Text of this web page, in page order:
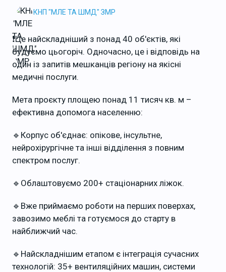
КНП "МЛЕ ТА ШМД" ЗМР
❗️Це найскладніший з понад 40 об'єктів, які
будуємо цьогоріч. Одночасно, це і відповідь на
один із запитів мешканців регіону на якісні
медичні послуги.
Мета проєкту площею понад 11 тисяч кв. м –
ефективна допомога населенню:
🔹Корпус об'єднає: опікове, інсультне,
нейрохірургічне та інші відділення з повним
спектром послуг.
🔹Облаштовуємо 200+ стаціонарних ліжок.
🔹Вже приймаємо роботи на перших поверхах,
завозимо меблі та готуємося до старту в
найближчий час.
🔹Найскладнішим етапом є інтеграція сучасних
технологій: 35+ вентиляційних машин, системи